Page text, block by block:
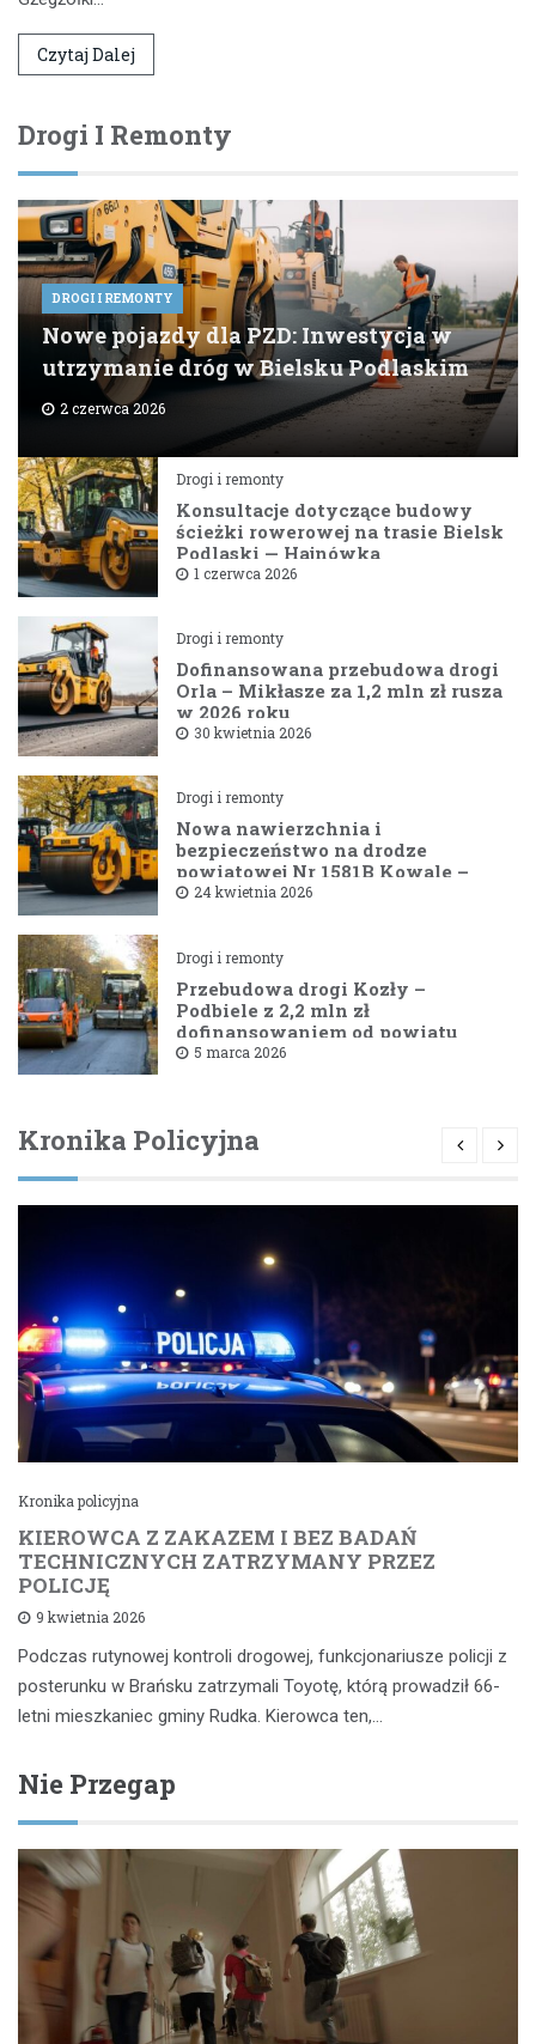
Czytaj Dalej
Drogi I Remonty
DROGI I REMONTY
Nowe pojazdy dla PZD: Inwestycja w
utrzymanie dróg w Bielsku Podlaskim
2 czerwca 2026
Drogi i remonty
Konsultacje dotyczące budowy
ścieżki rowerowej na trasie Bielsk
Podlaski — Hajnówka
1 czerwca 2026
Drogi i remonty
Dofinansowana przebudowa drogi
Orla – Mikłasze za 1,2 mln zł rusza
w 2026 roku
30 kwietnia 2026
Drogi i remonty
Nowa nawierzchnia i
bezpieczeństwo na drodze
powiatowej Nr 1581B Kowale –
Filipy
24 kwietnia 2026
Drogi i remonty
Przebudowa drogi Kozły –
Podbiele z 2,2 mln zł
dofinansowaniem od powiatu
bielskiego
5 marca 2026
Kronika Policyjna
Kronika policyjna
KIEROWCA Z ZAKAZEM I BEZ BADAŃ
TECHNICZNYCH ZATRZYMANY PRZEZ
POLICJĘ
9 kwietnia 2026
Podczas rutynowej kontroli drogowej, funkcjonariusze policji z
posterunku w Brańsku zatrzymali Toyotę, którą prowadził 66-
letni mieszkaniec gminy Rudka. Kierowca ten,…
Nie Przegap